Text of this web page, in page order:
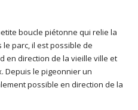
boucle piétonne qui relie la
parc, il est possible de
en direction de la vieille ville et
Depuis le pigeonnier un
possible en direction de la